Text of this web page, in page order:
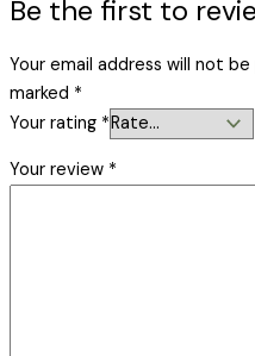
Be the first to
Your email address will not be
marked *
Your rating *
Your review *